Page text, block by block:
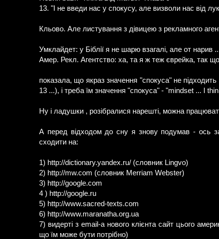
13. "І не введи нас у спокусу, але визволи нас від
Кльово. Але листування з дівицею з рекламного
Умклайдет: у Біблії я не шарю взагалі, але от нарив
Амер. Рекл. Агентство: ха, та я ж теж єврейка, так що
показала, що якраз значення "спокуса" не
13 ...), і треба їм значення "спокуса" - "mindset ... I
Ну і ладушки , розібралися нарешті, можна
А перед відходом до сну я знову подумав - ось
сходити на:
1) http://dictionary.yandex.ru/ (словник Lingvo)
2) http://mw.com (словник Merriam Webster)
3) http://google.com
4 ) http://google.ru
5) http://www.sacred-texts.com
6) http://www.maranatha.org.ua
7) видерті з email-а нового клієнта сайт цього
що їм може бути потрібно)